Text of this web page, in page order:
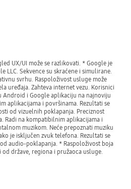
UX/UI može se razlikovati. * Google je
LLC. Sekvence su skraćene i simulirane.
svrhu. Raspoloživost usluge može
uređaja. Zahteva internet vezu. Korisnici
Android i Google aplikaciju na najnoviju
aplikacijama i površinama. Rezultati se
od vizuelnih poklapanja. Preciznost
Radi na kompatibilnim aplikacijama i
muzikom. Neće prepoznati muziku
je isključen zvuk telefona. Rezultati se
audio-poklapanja. * Raspoloživost boja
od države, regiona i pružaoca usluge.